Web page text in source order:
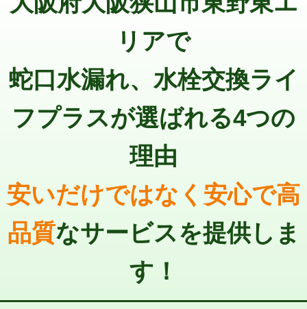
コンクリート斫り（厚さ10㎝超え）
モルタル補修（厚さ10㎝まで） 27,500円
モルタル補修（厚さ10㎝超え）
追加人工 16,500円
止水・漏水調査・防水処理・清掃・修
11,000円
止水・漏水調査・防水処理・清掃・修
22,000円
止水・漏水調査・防水処理・清掃・修
その他部品の脱着 8,800円～
交換・取付（タンク） 22,000円+材料費
交換・取付(単水栓（壁付・デッキ
リアで
蛇口水漏れ、水栓交換ライ
フプラスが選ばれる4つの
理由
安いだけではなく安心で高
品質なサービスを提供しま
す！